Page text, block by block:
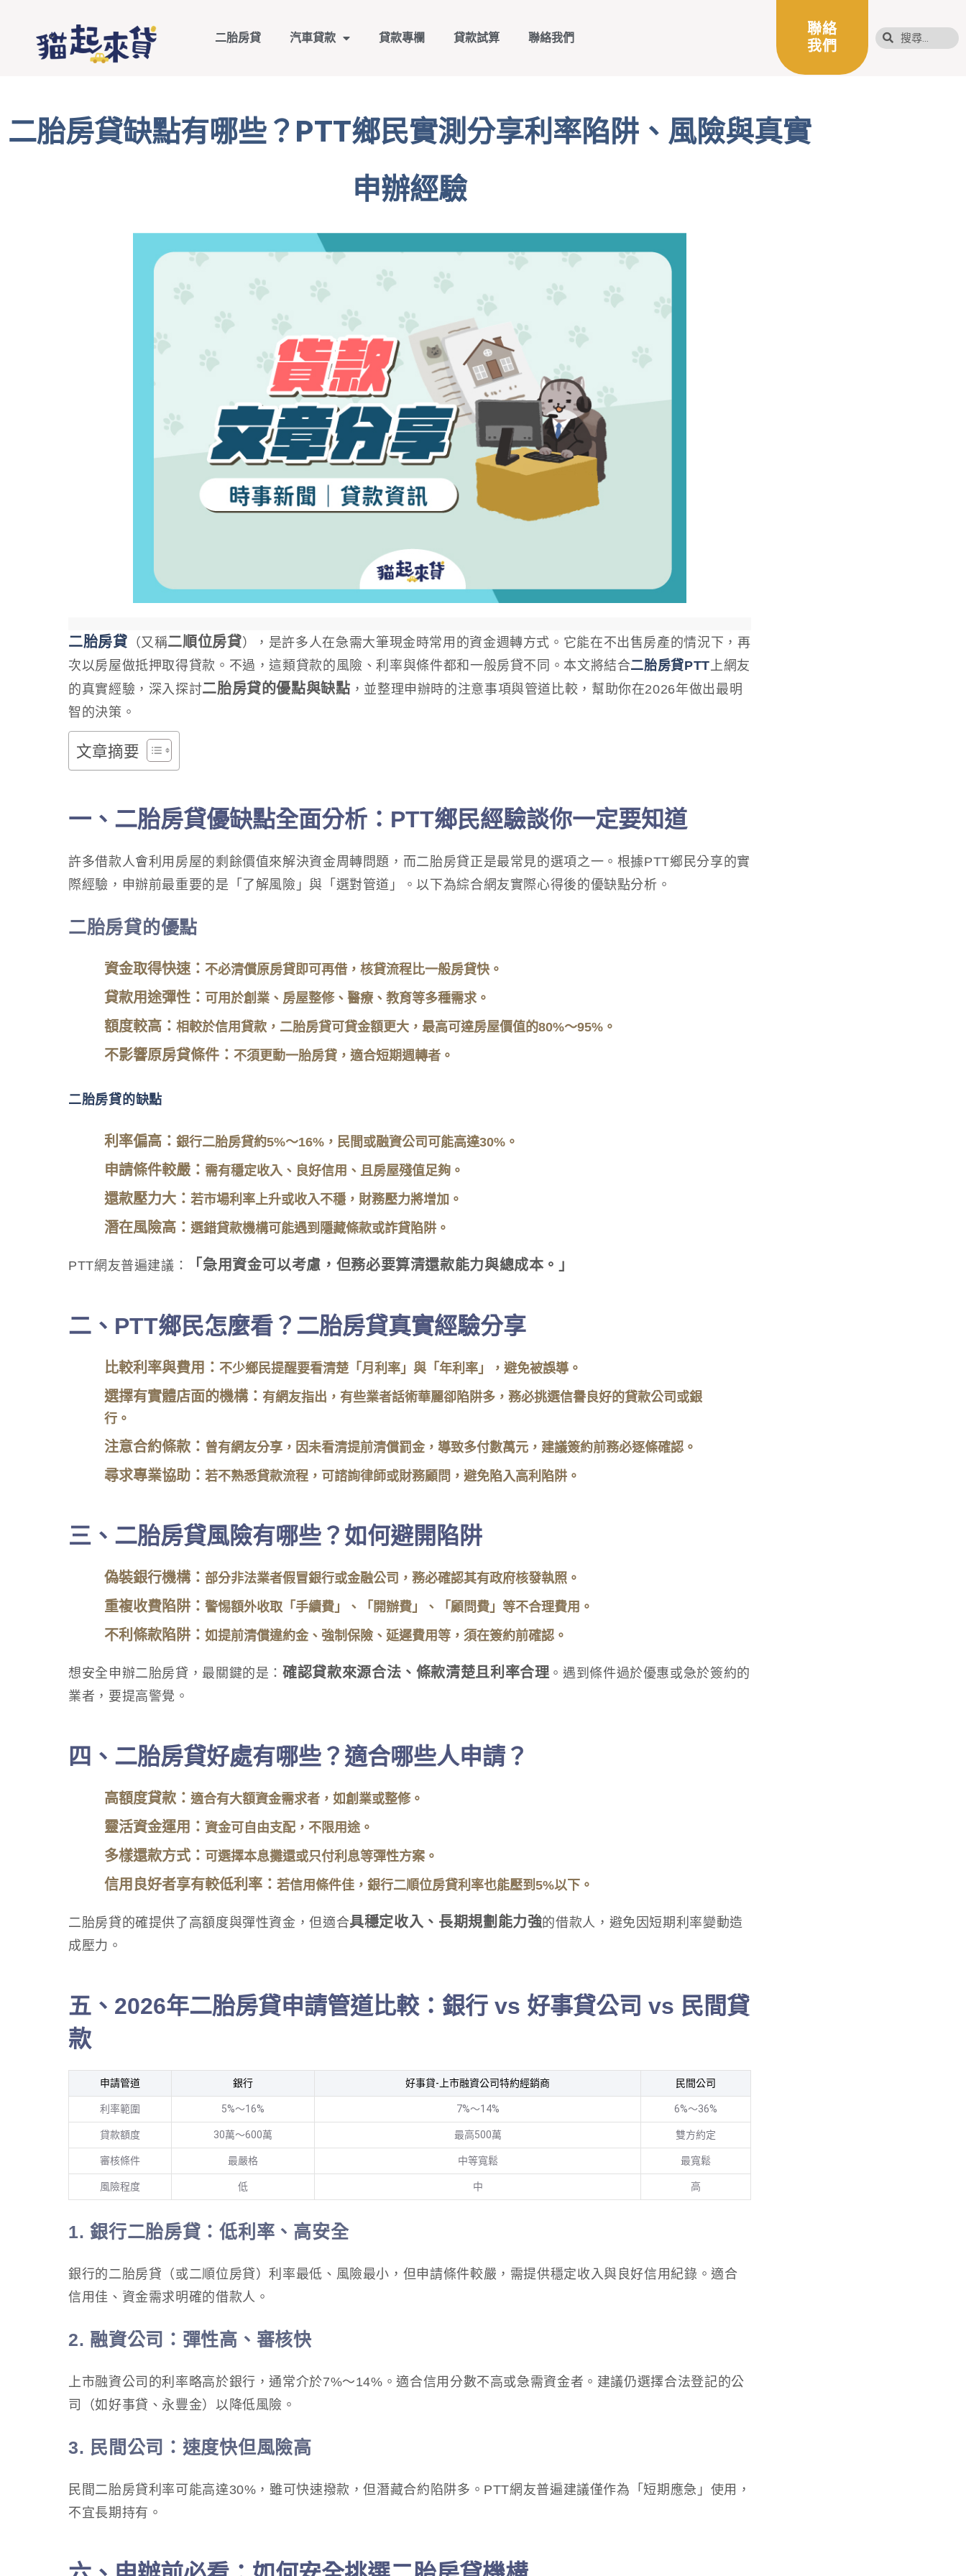
二胎房貸 汽車貸款 貸款專欄 貸款試算 聯絡我們
聯絡
我們
二胎房貸缺點有哪些？PTT鄉民實測分享利率陷阱、風險與真實
申辦經驗
二胎房貸 （又稱二順位房貸），是許多人在急需大筆現金時常用的資金週轉方式。它能在不出售房產的情況下，再
次以房屋做抵押取得貸款。不過，這類貸款的風險、利率與條件都和一般房貸不同。本文將結合二胎房貸PTT 上網友
的真實經驗，深入探討二胎房貸的優點與缺點 ，並整理申辦時的注意事項與管道比較，幫助你在2026年做出最明
智的決策。
文章摘要
一、二胎房貸優缺點全面分析：PTT鄉民經驗談你一定要知道
許多借款人會利用房屋的剩餘價值來解決資金周轉問題，而二胎房貸正是最常見的選項之一。根據PTT鄉民分享的實
際經驗，申辦前最重要的是「了解風險」與「選對管道」。以下為綜合網友實際心得後的優缺點分析。
二胎房貸的優點
資金取得快速： 不必清償原房貸即可再借，核貸流程比一般房貸快。
貸款用途彈性： 可用於創業、房屋整修、醫療、教育等多種需求。
額度較高： 相較於信用貸款，二胎房貸可貸金額更大，最高可達房屋價值的80%～95%。
不影響原房貸條件： 不須更動一胎房貸，適合短期週轉者。
二胎房貸的缺點
利率偏高： 銀行二胎房貸約5%～16%，民間或融資公司可能高達30%。
申請條件較嚴： 需有穩定收入、良好信用、且房屋殘值足夠。
還款壓力大： 若市場利率上升或收入不穩，財務壓力將增加。
潛在風險高： 選錯貸款機構可能遇到隱藏條款或詐貸陷阱。
PTT網友普遍建議： 「急用資金可以考慮，但務必要算清還款能力與總成本。」
二、PTT鄉民怎麼看？二胎房貸真實經驗分享
比較利率與費用： 不少鄉民提醒要看清楚「月利率」與「年利率」，避免被誤導。
選擇有實體店面的機構： 有網友指出，有些業者話術華麗卻陷阱多，務必挑選信譽良好的貸款公司或銀
行。
注意合約條款： 曾有網友分享，因未看清提前清償罰金，導致多付數萬元，建議簽約前務必逐條確認。
尋求專業協助： 若不熟悉貸款流程，可諮詢律師或財務顧問，避免陷入高利陷阱。
三、二胎房貸風險有哪些？如何避開陷阱
偽裝銀行機構： 部分非法業者假冒銀行或金融公司，務必確認其有政府核發執照。
重複收費陷阱： 警惕額外收取「手續費」、「開辦費」、「顧問費」等不合理費用。
不利條款陷阱： 如提前清償違約金、強制保險、延遲費用等，須在簽約前確認。
想安全申辦二胎房貸，最關鍵的是：確認貸款來源合法、條款清楚且利率合理 。遇到條件過於優惠或急於簽約的
業者，要提高警覺。
四、二胎房貸好處有哪些？適合哪些人申請？
高額度貸款： 適合有大額資金需求者，如創業或整修。
靈活資金運用： 資金可自由支配，不限用途。
多樣還款方式： 可選擇本息攤還或只付利息等彈性方案。
信用良好者享有較低利率： 若信用條件佳，銀行二順位房貸利率也能壓到5%以下。
二胎房貸的確提供了高額度與彈性資金，但適合具穩定收入、長期規劃能力強的借款人，避免因短期利率變動造
成壓力。
五、2026年二胎房貸申請管道比較：銀行 vs 好事貸公司 vs 民間貸
款
申請管道 銀行 好事貸-上市融資公司特約經銷商 民間公司
利率範圍 5%～16% 7%～14% 6%～36%
貸款額度 30萬～600萬 最高500萬 雙方約定
審核條件 最嚴格 中等寬鬆 最寬鬆
風險程度 低 中 高
1. 銀行二胎房貸：低利率、高安全
銀行的二胎房貸（或二順位房貸）利率最低、風險最小，但申請條件較嚴，需提供穩定收入與良好信用紀錄。適合
信用佳、資金需求明確的借款人。
2. 融資公司：彈性高、審核快
上市融資公司的利率略高於銀行，通常介於7%～14%。適合信用分數不高或急需資金者。建議仍選擇合法登記的公
司（如好事貸、永豐金）以降低風險。
3. 民間公司：速度快但風險高
民間二胎房貸利率可能高達30%，雖可快速撥款，但潛藏合約陷阱多。PTT網友普遍建議僅作為「短期應急」使用，
不宜長期持有。